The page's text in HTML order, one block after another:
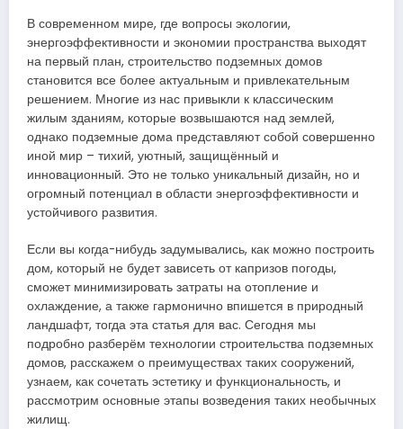
В современном мире, где вопросы экологии,
энергоэффективности и экономии пространства выходят
на первый план, строительство подземных домов
становится все более актуальным и привлекательным
решением. Многие из нас привыкли к классическим
жилым зданиям, которые возвышаются над землей,
однако подземные дома представляют собой совершенно
иной мир – тихий, уютный, защищённый и
инновационный. Это не только уникальный дизайн, но и
огромный потенциал в области энергоэффективности и
устойчивого развития.
Если вы когда-нибудь задумывались, как можно построить
дом, который не будет зависеть от капризов погоды,
сможет минимизировать затраты на отопление и
охлаждение, а также гармонично впишется в природный
ландшафт, тогда эта статья для вас. Сегодня мы
подробно разберём технологии строительства подземных
домов, расскажем о преимуществах таких сооружений,
узнаем, как сочетать эстетику и функциональность, и
рассмотрим основные этапы возведения таких необычных
жилищ.